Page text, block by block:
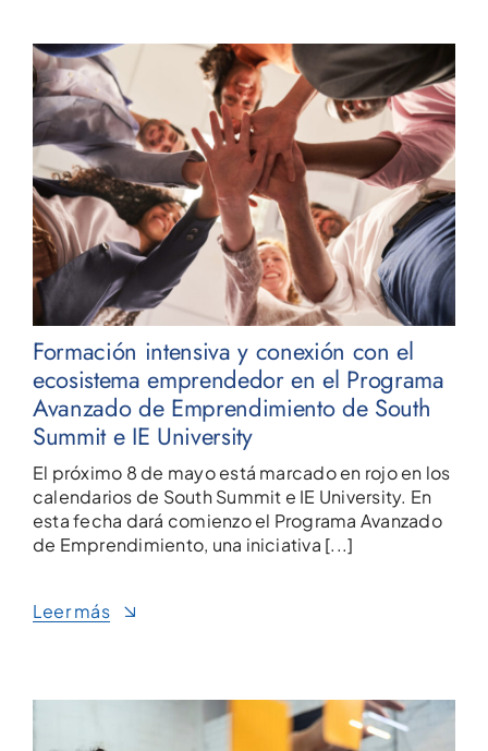
Formación intensiva y conexión con el
ecosistema emprendedor en el Programa
Avanzado de Emprendimiento de South
Summit e IE University
El próximo 8 de mayo está marcado en rojo en los
calendarios de South Summit e IE University. En
esta fecha dará comienzo el Programa Avanzado
de Emprendimiento, una iniciativa [...]
Leer más